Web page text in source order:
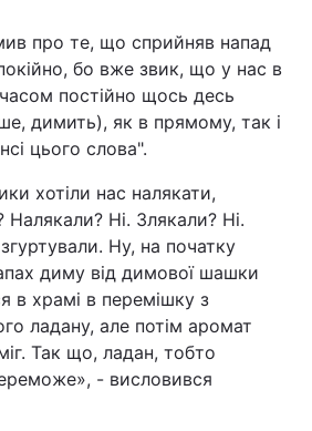
про те, що сприйняв напад
бо вже звик, що у нас в
часом постійно щось десь
димить), як в прямому, так і
цього слова".
хотіли нас налякати,
Ні. Злякали? Ні.
Ну, на початку
диму від димової шашки
в храмі в перемішку з
ладану, але потім аромат
Так що, ладан, тобто
- висловився